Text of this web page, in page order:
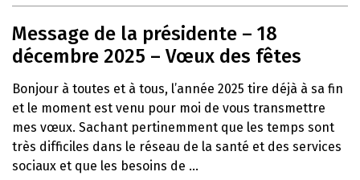
Message de la présidente – 18
décembre 2025 – Vœux des fêtes
Bonjour à toutes et à tous, l’année 2025 tire déjà à sa fin
et le moment est venu pour moi de vous transmettre
mes vœux. Sachant pertinemment que les temps sont
très difficiles dans le réseau de la santé et des services
sociaux et que les besoins de ...